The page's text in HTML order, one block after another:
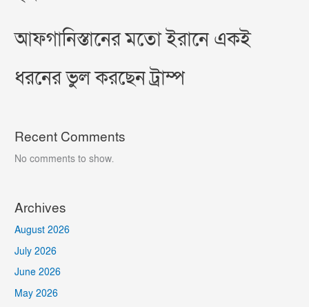
আফগানিস্তানের মতো ইরানে একই
ধরনের ভুল করছেন ট্রাম্প
Recent Comments
No comments to show.
Archives
August 2026
July 2026
June 2026
May 2026